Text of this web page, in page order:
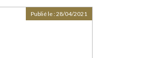
Publié le :28/04/2021